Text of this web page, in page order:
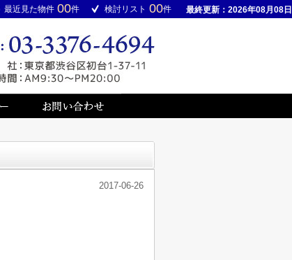
最近見た物件 00件 検討リスト 00件 最終更新：2026年08月08日
2017-06-26